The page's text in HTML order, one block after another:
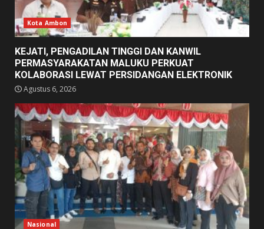
Kota Ambon
KEJATI, PENGADILAN TINGGI DAN KANWIL
PERMASYARAKATAN MALUKU PERKUAT
KOLABORASI LEWAT PERSIDANGAN ELEKTRONIK
Agustus 6, 2026
Nasional